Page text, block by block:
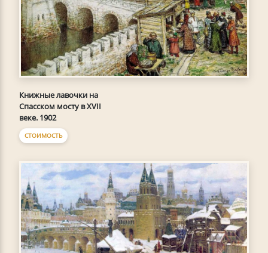
Книжные лавочки на
Спасском мосту в XVII
веке. 1902
СТОИМОСТЬ